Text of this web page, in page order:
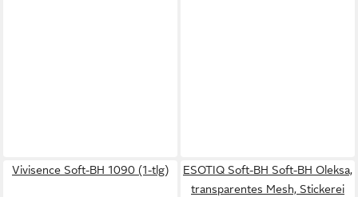
Vivisence Soft-BH 1090 (1-tlg)
ESOTIQ Soft-BH Soft-BH Oleksa,
transparentes Mesh, Stickerei